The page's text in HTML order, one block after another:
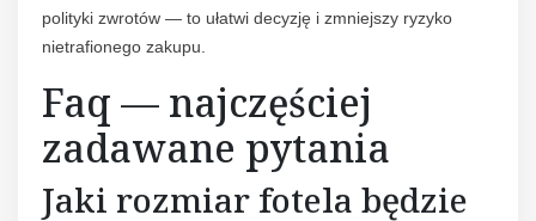
polityki zwrotów — to ułatwi decyzję i zmniejszy ryzyko
nietrafionego zakupu.
Faq — najczęściej
zadawane pytania
Jaki rozmiar fotela będzie